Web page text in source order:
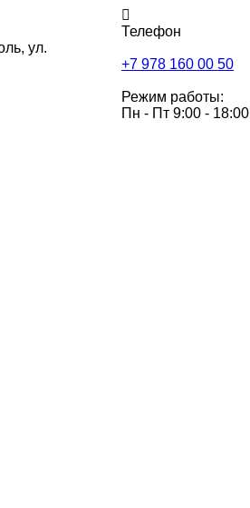
ул.
Телефон
+7 978 160 00 50
Режим работы:
Пн - Пт 9:00 - 18:00